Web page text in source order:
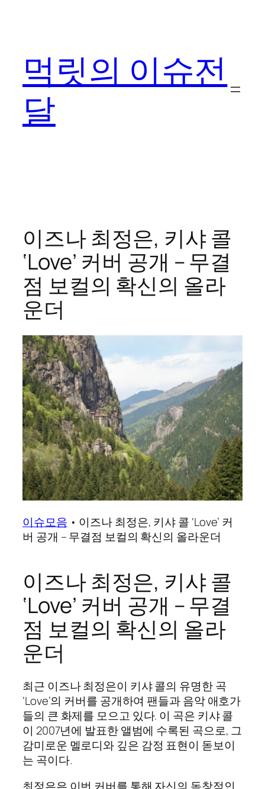
먹릿의 이슈전
달
이즈나 최정은, 키샤 콜
‘Love’ 커버 공개 – 무결
점 보컬의 확신의 올라
운더
이슈모음 • 이즈나 최정은, 키샤 콜 ‘Love’ 커
버 공개 – 무결점 보컬의 확신의 올라운더
이즈나 최정은, 키샤 콜
‘Love’ 커버 공개 – 무결
점 보컬의 확신의 올라
운더
최근 이즈나 최정은이 키샤 콜의 유명한 곡
‘Love’의 커버를 공개하여 팬들과 음악 애호가
들의 큰 화제를 모으고 있다. 이 곡은 키샤 콜
이 2007년에 발표한 앨범에 수록된 곡으로, 그
감미로운 멜로디와 깊은 감정 표현이 돋보이
는 곡이다.